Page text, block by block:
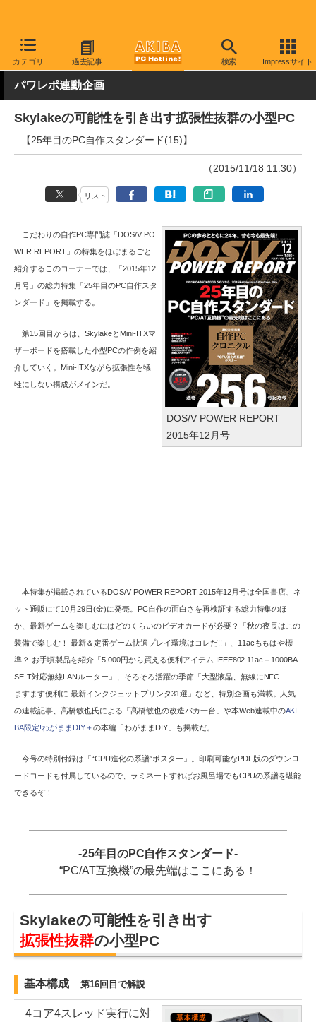
カテゴリ 過去記事 検索 Impressサイト
AKIBA PC Hotline! PCパーツ PCケース Mini-ITX
パワレポ連動企画
Skylakeの可能性を引き出す拡張性抜群の小型PC
【25年目のPC自作スタンダード(15)】
（2015/11/18 11:30）
リスト
DOS/V POWER REPORT
2015年12月号
こだわりの自作PC専門誌「DOS/V PO
WER REPORT」の特集をほぼまるごと
紹介するこのコーナーでは、「2015年12
月号」の総力特集「25年目のPC自作スタ
ンダード」を掲載する。
第15回目からは、SkylakeとMini-ITXマ
ザーボードを搭載した小型PCの作例を紹
介していく。Mini-ITXながら拡張性を犠
牲にしない構成がメインだ。
本特集が掲載されているDOS/V POWER REPORT 2015年12月号は全国書店、ネ
ット通販にて10月29日(金)に発売。PC自作の面白さを再検証する総力特集のほ
か、最新ゲームを楽しむにはどのくらいのビデオカードが必要？「秋の夜長はこの
装備で楽しむ！ 最新＆定番ゲーム快適プレイ環境はコレだ!!」、11acももはや標
準？ お手頃製品を紹介「5,000円から買える便利アイテム IEEE802.11ac＋1000BA
SE-T対応無線LANルーター」、そろそろ活躍の季節「大型液晶、無線にNFC……
ますます便利に 最新インクジェットプリンタ31選」など、特別企画も満載。人気
の連載記事、髙橋敏也氏による「髙橋敏也の改造バカ一台」や本Web連載中のAKI
BA限定!わがままDIY＋の本編「わがままDIY」も掲載だ。
今号の特別付録は「“CPU進化の系譜”ポスター」。印刷可能なPDF版のダウンロ
ードコードも付属しているので、ラミネートすればお風呂場でもCPUの系譜を堪能
できるぞ！
-25年目のPC自作スタンダード-
“PC/AT互換機”の最先端はここにある！
Skylakeの可能性を引き出す
拡張性抜群の小型PC
基本構成 第16回目で解説
4コア4スレッド実行に対